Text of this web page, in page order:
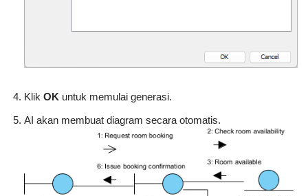
Klik OK untuk memulai generasi.
AI akan membuat diagram secara otomatis.